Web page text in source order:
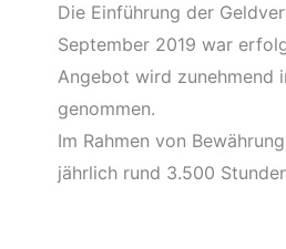
Die Einführung der
September 2019 war
Angebot wird zunehmend
genommen.
Im Rahmen von
jährlich rund 3.500